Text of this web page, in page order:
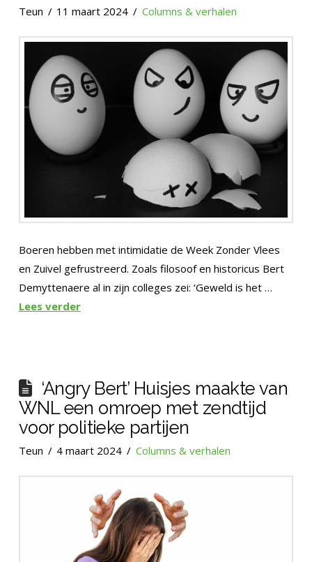
Teun 11 maart 2024 Columns & verhalen
Boeren hebben met intimidatie de Week Zonder Vlees
en Zuivel gefrustreerd. Zoals filosoof en historicus Bert
Demyttenaere al in zijn colleges zei: ‘Geweld is het …
Lees verder
‘Angry Bert’ Huisjes maakte van
WNL een omroep met zendtijd
voor politieke partijen
Teun 4 maart 2024 Columns & verhalen